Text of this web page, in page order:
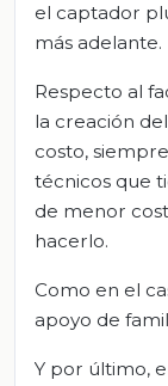
el captador
más adelante.
Respecto al
la creación
costo,
técnicos que
de menor
hacerlo.
Como en el
apoyo de
Y por último,